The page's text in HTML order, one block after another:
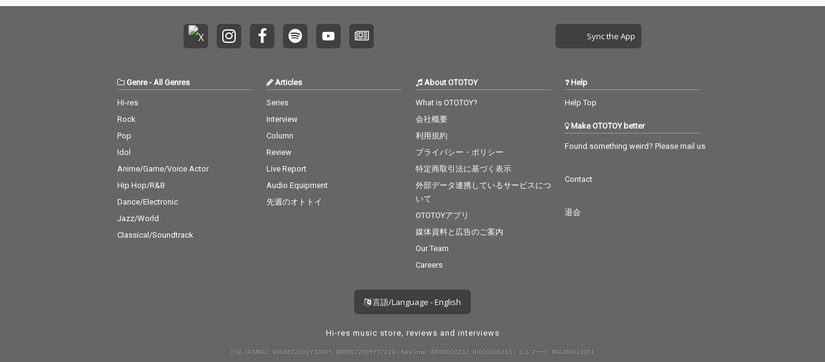
Sync the App
Genre- All Genres
Hi-res
Rock
Pop
Idol
Anime/Game/Voice Actor
Hip Hop/R&B
Dance/Electronic
Jazz/World
Classical/Soundtrack
Articles
Series
Interview
Column
Review
Live Report
Audio Equipment
先週のオトトイ
About OTOTOY
What is OTOTOY?
会社概要
利用規約
プライバシー・ポリシー
特定商取引法に基づく表示
外部データ連携しているサービスにつ
いて
OTOTOYアプリ
媒体資料と広告のご案内
Our Team
Careers
Help
Help Top
Make OTOTOY better
Found something weird? Please mail us
Contact
退会
言語/Language - English
Hi-res music store, reviews and interviews
許諾 JASRAC: 9008872001Y30005, 9008872005Y37019 / NexTone: ID000000232, ID000000233 / エルマーク: RIAJ80023001